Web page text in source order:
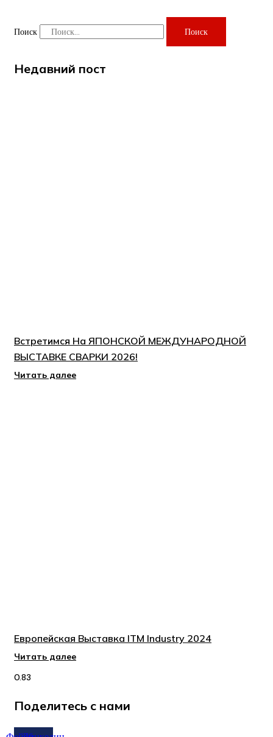
Поиск Поиск
Недавний пост
Встретимся На ЯПОНСКОЙ МЕЖДУНАРОДНОЙ
ВЫСТАВКЕ СВАРКИ 2026!
Читать далее
Европейская Выставка ITM Industry 2024
Читать далее
Поделитесь с нами